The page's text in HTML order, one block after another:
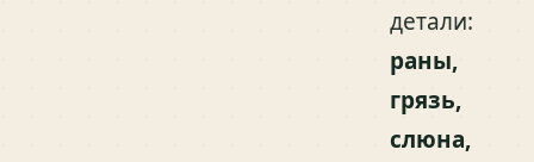
детали:
раны,
грязь,
слюна,